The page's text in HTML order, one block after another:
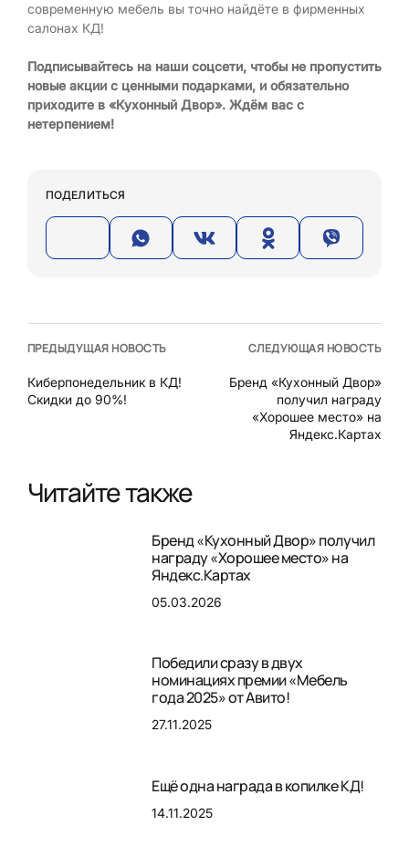
современную мебель вы точно найдёте в фирменных
салонах КД!
Подписывайтесь на наши соцсети, чтобы не пропустить
новые акции с ценными подарками, и обязательно
приходите в «Кухонный Двор». Ждём вас с
нетерпением!
ПОДЕЛИТЬСЯ
ПРЕДЫДУЩАЯ НОВОСТЬ
Киберпонедельник в КД!
Скидки до 90%!
СЛЕДУЮЩАЯ НОВОСТЬ
Бренд «Кухонный Двор»
получил награду
«Хорошее место» на
Яндекс.Картах
Читайте также
Бренд «Кухонный Двор» получил
награду «Хорошее место» на
Яндекс.Картах
05.03.2026
Победили сразу в двух
номинациях премии «Мебель
года 2025» от Авито!
27.11.2025
Ещё одна награда в копилке КД!
14.11.2025